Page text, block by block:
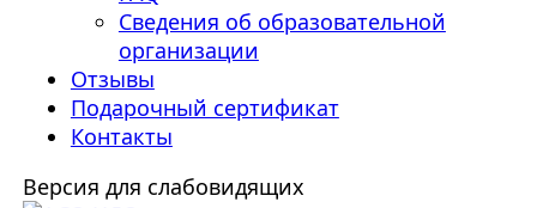
Сведения об образовательной
организации
Отзывы
Подарочный сертификат
Контакты
Версия для слабовидящих